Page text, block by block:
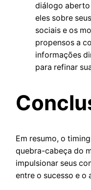
diálogo aberto
eles sobre
sociais e os
propensos a
informações
para refinar
Em resumo, o
quebra-cabeça do
impulsionar seus
entre o sucesso e o